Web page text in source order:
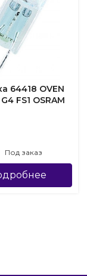
64418 OVEN
FS1 OSRAM
Под заказ